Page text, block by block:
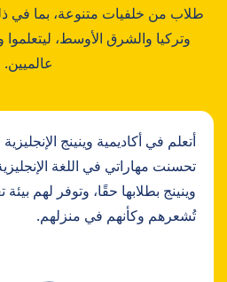
طلاب من خلفيات متنوعة، بما في ذلك
وتركيا والشرق الأوسط،
عالميين.
أتعلم في أكاديمية وينينج
تحسنت مهاراتي في اللغة
وينينج بطلابها حقًا، وتوفر لهم
تُشعرهم وكأنهم في منزلهم.